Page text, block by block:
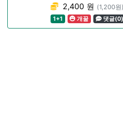
2,400 원 (1,200원)
1+1
개꿀 댓글(0)